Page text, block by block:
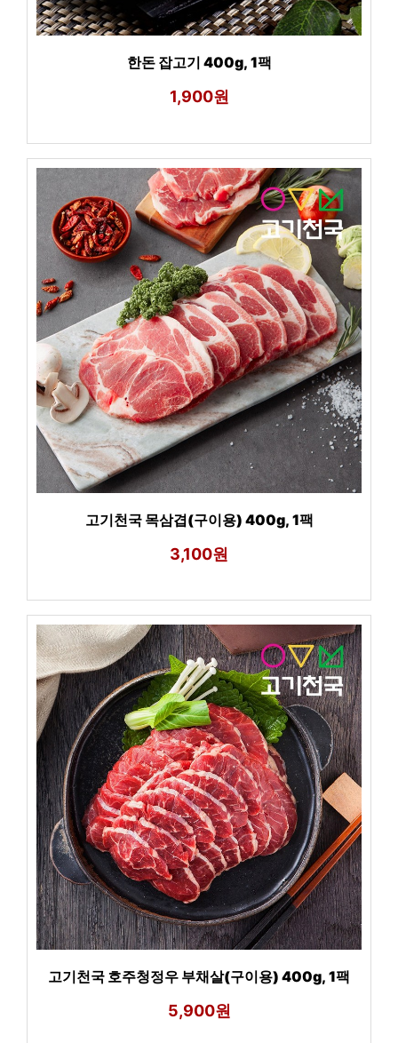
한돈 잡고기 400g, 1팩
1,900원
고기천국 목삼겹(구이용) 400g, 1팩
3,100원
고기천국 호주청정우 부채살(구이용) 400g, 1팩
5,900원